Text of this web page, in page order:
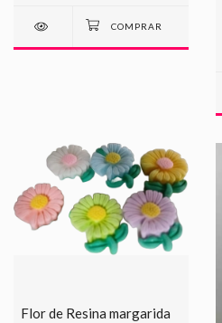
Flor de Resina margarida